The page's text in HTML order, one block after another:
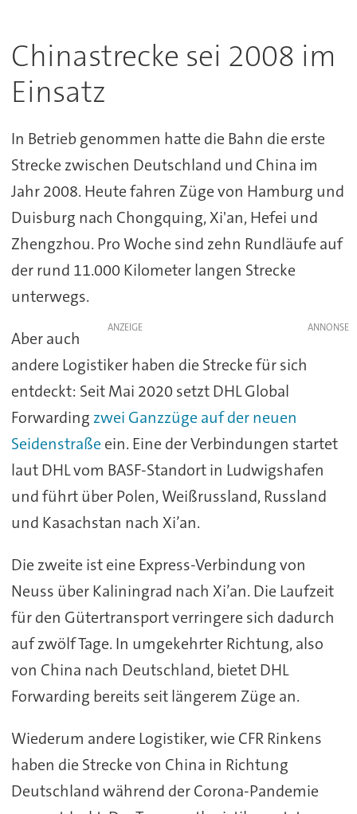
Chinastrecke sei 2008 im
Einsatz
In Betrieb genommen hatte die Bahn die erste
Strecke zwischen Deutschland und China im
Jahr 2008. Heute fahren Züge von Hamburg und
Duisburg nach Chongquing, Xi'an, Hefei und
Zhengzhou. Pro Woche sind zehn Rundläufe auf
der rund 11.000 Kilometer langen Strecke
unterwegs.
ANZEIGE
Aber auch
andere Logistiker haben die Strecke für sich
entdeckt: Seit Mai 2020 setzt DHL Global
Forwarding zwei Ganzzüge auf der neuen
Seidenstraße ein. Eine der Verbindungen startet
laut DHL vom BASF-Standort in Ludwigshafen
und führt über Polen, Weißrussland, Russland
und Kasachstan nach Xi’an.
Die zweite ist eine Express-Verbindung von
Neuss über Kaliningrad nach Xi’an. Die Laufzeit
für den Gütertransport verringere sich dadurch
auf zwölf Tage. In umgekehrter Richtung, also
von China nach Deutschland, bietet DHL
Forwarding bereits seit längerem Züge an.
Wiederum andere Logistiker, wie CFR Rinkens
haben die Strecke von China in Richtung
Deutschland während der Corona-Pandemie